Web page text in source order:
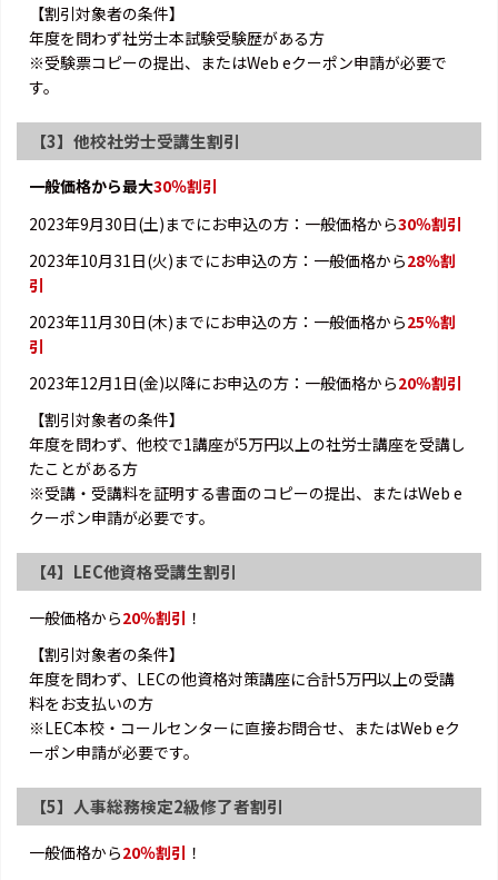
【割引対象者の条件】
年度を問わず社労士本試験受験歴がある方
※受験票コピーの提出、またはWeb eクーポン申請が必要で
す。
【3】他校社労士受講生割引
一般価格から最大30％割引
2023年9月30日(土)までにお申込の方：一般価格から30％割引
2023年10月31日(火)までにお申込の方：一般価格から28％割
引
2023年11月30日(木)までにお申込の方：一般価格から25％割
引
2023年12月1日(金)以降にお申込の方：一般価格から20％割引
【割引対象者の条件】
年度を問わず、他校で1講座が5万円以上の社労士講座を受講し
たことがある方
※受講・受講料を証明する書面のコピーの提出、またはWeb e
クーポン申請が必要です。
【4】LEC他資格受講生割引
一般価格から20％割引 ！
【割引対象者の条件】
年度を問わず、LECの他資格対策講座に合計5万円以上の受講
料をお支払いの方
※LEC本校・コールセンターに直接お問合せ、またはWeb eク
ーポン申請が必要です。
【5】人事総務検定2級修了者割引
一般価格から20％割引 ！